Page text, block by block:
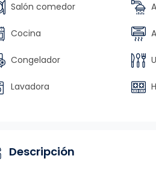
Salón comedor
Cocina
Congelador
Lavadora
Descripción